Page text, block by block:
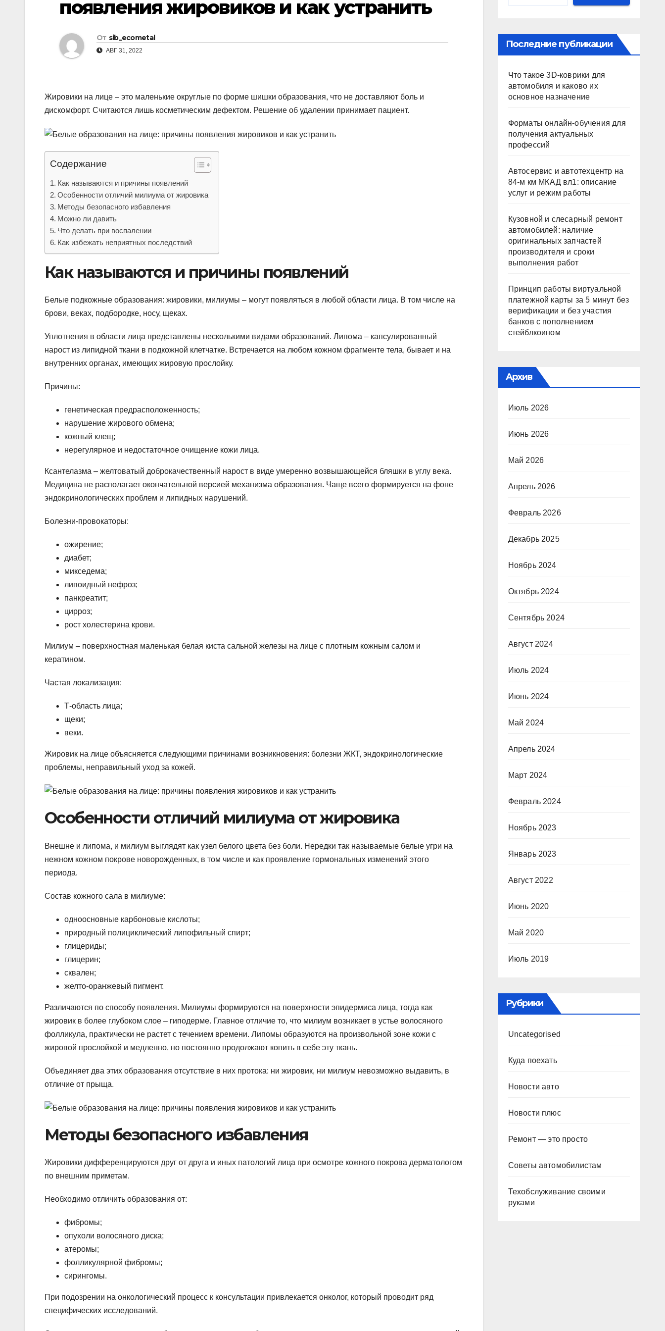
появления жировиков и как устранить
От sib_ecometal
АВГ 31, 2022
Жировики на лице – это маленькие округлые по форме шишки образования, что не доставляют боль и
дискомфорт. Считаются лишь косметическим дефектом. Решение об удалении принимает пациент.
Содержание
Как называются и причины появлений
Особенности отличий милиума от жировика
Методы безопасного избавления
Можно ли давить
Что делать при воспалении
Как избежать неприятных последствий
Как называются и причины появлений
Белые подкожные образования: жировики, милиумы – могут появляться в любой области лица. В том числе на
брови, веках, подбородке, носу, щеках.
Уплотнения в области лица представлены несколькими видами образований. Липома – капсулированный
нарост из липидной ткани в подкожной клетчатке. Встречается на любом кожном фрагменте тела, бывает и на
внутренних органах, имеющих жировую прослойку.
Причины:
генетическая предрасположенность;
нарушение жирового обмена;
кожный клещ;
нерегулярное и недостаточное очищение кожи лица.
Ксантелазма – желтоватый доброкачественный нарост в виде умеренно возвышающейся бляшки в углу века.
Медицина не располагает окончательной версией механизма образования. Чаще всего формируется на фоне
эндокринологических проблем и липидных нарушений.
Болезни-провокаторы:
ожирение;
диабет;
микседема;
липоидный нефроз;
панкреатит;
цирроз;
рост холестерина крови.
Милиум – поверхностная маленькая белая киста сальной железы на лице с плотным кожным салом и
кератином.
Частая локализация:
Т-область лица;
щеки;
веки.
Жировик на лице объясняется следующими причинами возникновения: болезни ЖКТ, эндокринологические
проблемы, неправильный уход за кожей.
Особенности отличий милиума от жировика
Внешне и липома, и милиум выглядят как узел белого цвета без боли. Нередки так называемые белые угри на
нежном кожном покрове новорожденных, в том числе и как проявление гормональных изменений этого
периода.
Состав кожного сала в милиуме:
одноосновные карбоновые кислоты;
природный полициклический липофильный спирт;
глицериды;
глицерин;
сквален;
желто-оранжевый пигмент.
Различаются по способу появления. Милиумы формируются на поверхности эпидермиса лица, тогда как
жировик в более глубоком слое – гиподерме. Главное отличие то, что милиум возникает в устье волосяного
фолликула, практически не растет с течением времени. Липомы образуются на произвольной зоне кожи с
жировой прослойкой и медленно, но постоянно продолжают копить в себе эту ткань.
Объединяет два этих образования отсутствие в них протока: ни жировик, ни милиум невозможно выдавить, в
отличие от прыща.
Методы безопасного избавления
Жировики дифференцируются друг от друга и иных патологий лица при осмотре кожного покрова дерматологом
по внешним приметам.
Необходимо отличить образования от:
фибромы;
опухоли волосяного диска;
атеромы;
фолликулярной фибромы;
сирингомы.
При подозрении на онкологический процесс к консультации привлекается онколог, который проводит ряд
специфических исследований.
Последние публикации
Что такое 3D-коврики для
автомобиля и каково их
основное назначение
Форматы онлайн-обучения для
получения актуальных
профессий
Автосервис и автотехцентр на
84-м км МКАД вл1: описание
услуг и режим работы
Кузовной и слесарный ремонт
автомобилей: наличие
оригинальных запчастей
производителя и сроки
выполнения работ
Принцип работы виртуальной
платежной карты за 5 минут без
верификации и без участия
банков с пополнением
стейблкоином
Архив
Июль 2026
Июнь 2026
Май 2026
Апрель 2026
Февраль 2026
Декабрь 2025
Ноябрь 2024
Октябрь 2024
Сентябрь 2024
Август 2024
Июль 2024
Июнь 2024
Май 2024
Апрель 2024
Март 2024
Февраль 2024
Ноябрь 2023
Январь 2023
Август 2022
Июнь 2020
Май 2020
Июль 2019
Рубрики
Uncategorised
Куда поехать
Новости авто
Новости плюс
Ремонт — это просто
Советы автомобилистам
Техобслуживание своими
руками